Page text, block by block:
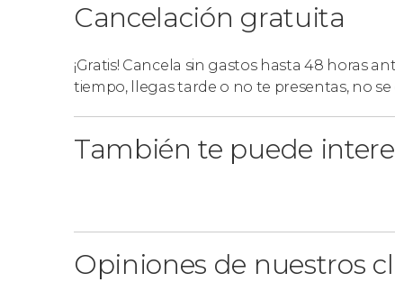
Cancelación gratuita
¡Gratis! Cancela sin gastos hasta 48 horas
tiempo, llegas tarde o no te presentas, no
También te puede
Opiniones de nuestros